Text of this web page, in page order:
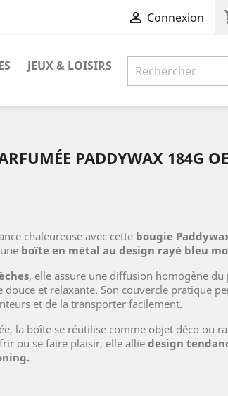
 Connexion
JEUX & LOISIRS
PADDYWAX 184G
chaleureuse avec cette bougie
boîte en métal au design rayé bleu
, elle assure une diffusion homogène
douce et relaxante. Son couvercle pratique
et de la transporter facilement.
la boîte se réutilise comme objet déco ou
ou se faire plaisir, elle allie design